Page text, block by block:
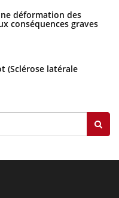
déformation des
conséquences graves
(Sclérose latérale